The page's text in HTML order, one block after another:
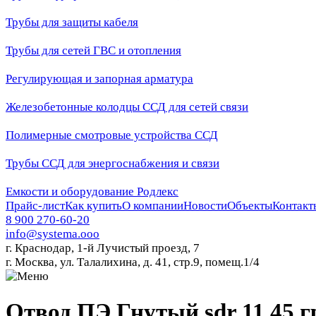
Трубы для защиты кабеля
Трубы для сетей ГВС и отопления
Регулирующая и запорная арматура
Железобетонные колодцы ССД для сетей связи
Полимерные смотровые устройства ССД
Трубы ССД для энергоснабжения и связи
Емкости и оборудование Родлекс
Прайс-листКак купитьО компанииНовостиОбъекты
8 900 270-60-20
info@systema.ooo
г. Краснодар, 1-й Лучистый проезд, 7
г. Москва, ул. Талалихина, д. 41, стр.9, помещ.1/4